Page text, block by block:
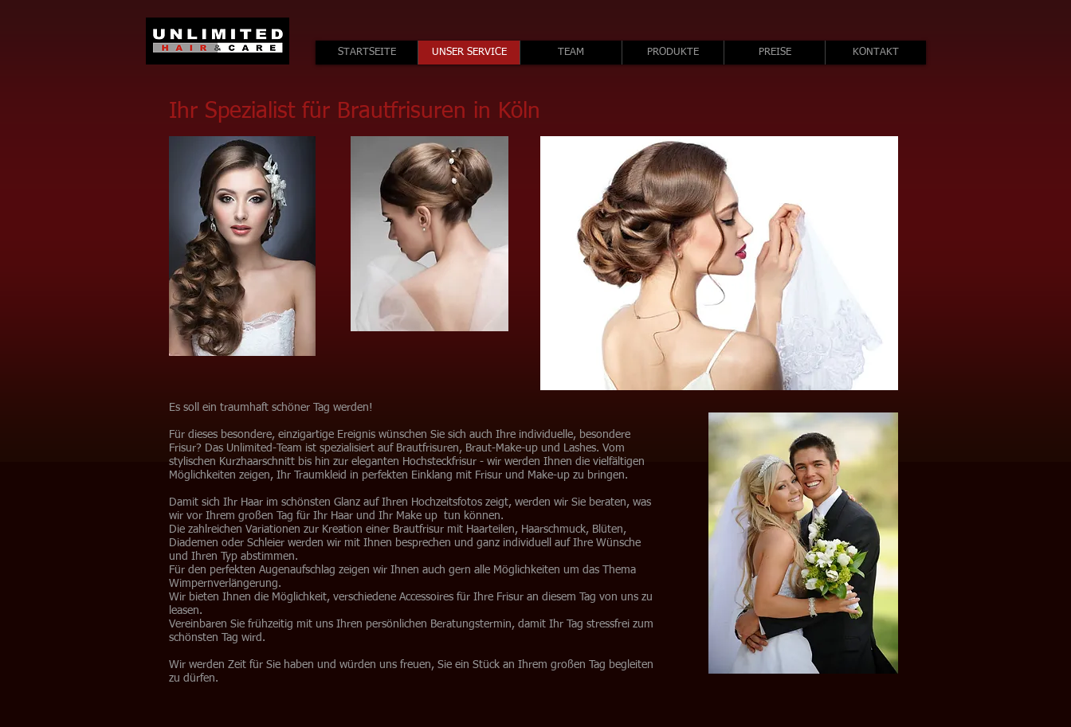
STARTSEITE UNSER SERVICE TEAM PRODUKTE PREISE KONTAKT
Ihr Spezialist für Brautfrisuren in Köln
Es soll ein traumhaft schöner Tag werden!
Für dieses besondere, einzigartige Ereignis wünschen Sie sich auch Ihre individuelle, besondere
Frisur? Das Unlimited-Team ist spezialisiert auf Brautfrisuren, Braut-Make-up und Lashes. Vom
stylischen Kurzhaarschnitt bis hin zur eleganten Hochsteckfrisur - wir werden Ihnen die vielfältigen
Möglichkeiten zeigen, Ihr Traumkleid in perfekten Einklang mit Frisur und Make-up zu bringen.
Damit sich Ihr Haar im schönsten Glanz auf Ihren Hochzeitsfotos zeigt, werden wir Sie beraten, was
wir vor Ihrem großen Tag für Ihr Haar und Ihr Make up tun können.
Die zahlreichen Variationen zur Kreation einer Brautfrisur mit Haarteilen, Haarschmuck, Blüten,
Diademen oder Schleier werden wir mit Ihnen besprechen und ganz individuell auf Ihre Wünsche
und Ihren Typ abstimmen.
Für den perfekten Augenaufschlag zeigen wir Ihnen auch gern alle Möglichkeiten um das Thema
Wimpernverlängerung.
Wir bieten Ihnen die Möglichkeit, verschiedene Accessoires für Ihre Frisur an diesem Tag von uns zu
leasen.
Vereinbaren Sie frühzeitig mit uns Ihren persönlichen Beratungstermin, damit Ihr Tag stressfrei zum
schönsten Tag wird.
Wir werden Zeit für Sie haben und würden uns freuen, Sie ein Stück an Ihrem großen Tag begleiten
zu dürfen.